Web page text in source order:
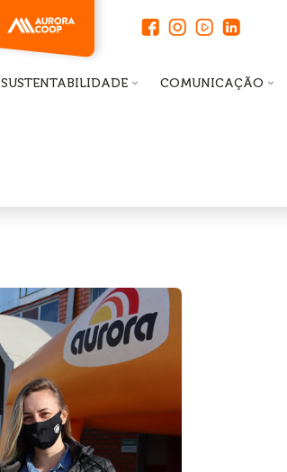
SUSTENTABILIDADE COMUNICAÇÃO